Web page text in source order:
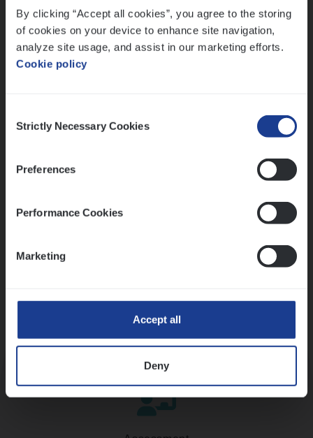
By clicking “Accept all cookies”, you agree to the storing
of cookies on your device to enhance site navigation,
analyze site usage, and assist in our marketing efforts.
Cookie policy
Selection
Strictly Necessary Cookies
Preferences
Performance Cookies
Marketing
Accept all
Deny
Meer dan collega’s: hoe Julie en Aurélie elkaar
versterken
Mathias houdt van diepgaande dossiers én droge
humor
Ons sollicitatieproces
Kennismaking met HR